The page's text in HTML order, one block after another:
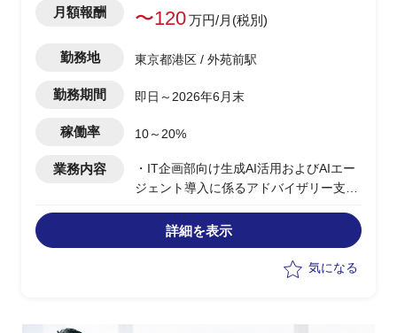
月額報酬 〜120万円/月(税別)
勤務地 東京都港区 / 外苑前駅
勤務期間 即日～2026年6月末
稼働率 10～20%
業務内容
・IT企画部向け生成AI活用およびAIエー
ジェント導入に係るアドバイザリー支援
ザーとしての参画
・IT企画部への壁打ち、アドバイス、教
詳細を表示
気になる